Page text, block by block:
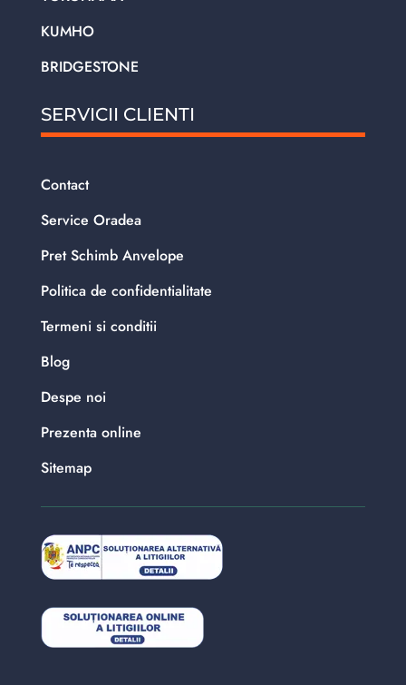
KUMHO
BRIDGESTONE
SERVICII CLIENTI
Contact
Service Oradea
Pret Schimb Anvelope
Politica de confidentialitate
Termeni si conditii
Blog
Despe noi
Prezenta online
Sitemap